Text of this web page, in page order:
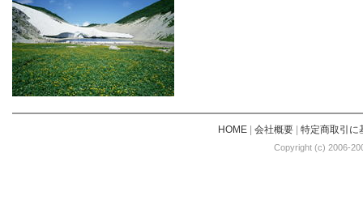
HOME| 会社概要| 特定商取引に
Copyright (c) 2006-